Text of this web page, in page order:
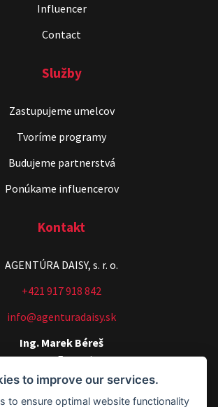
ČekyPOINT
Show program
Marián Čekovský
vs. Hudák
Show program
Hudák
Marián Čekovský
Influencer
Contact
Služby
Zastupujeme umelcov
Tvoríme programy
Budujeme partnerstvá
Ponúkame influencerov
Kontakt
AGENTÚRA DAISY, s. r. o.
+421 917 918 842
info@agenturadaisy.sk
Ing. Marek Béreš
manager, Executive manager
+421 907 540 518
to improve our services.
to ensure optimal website functionality